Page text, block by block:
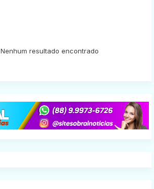
Nenhum resultado encontrado